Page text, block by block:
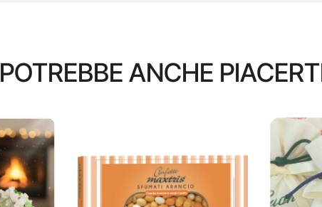
POTREBBE ANCHE